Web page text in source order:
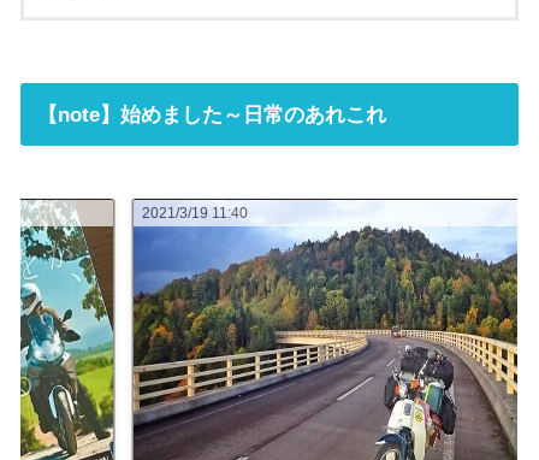
【note】始めました～日常のあれこれ
2021/3/16 07:23